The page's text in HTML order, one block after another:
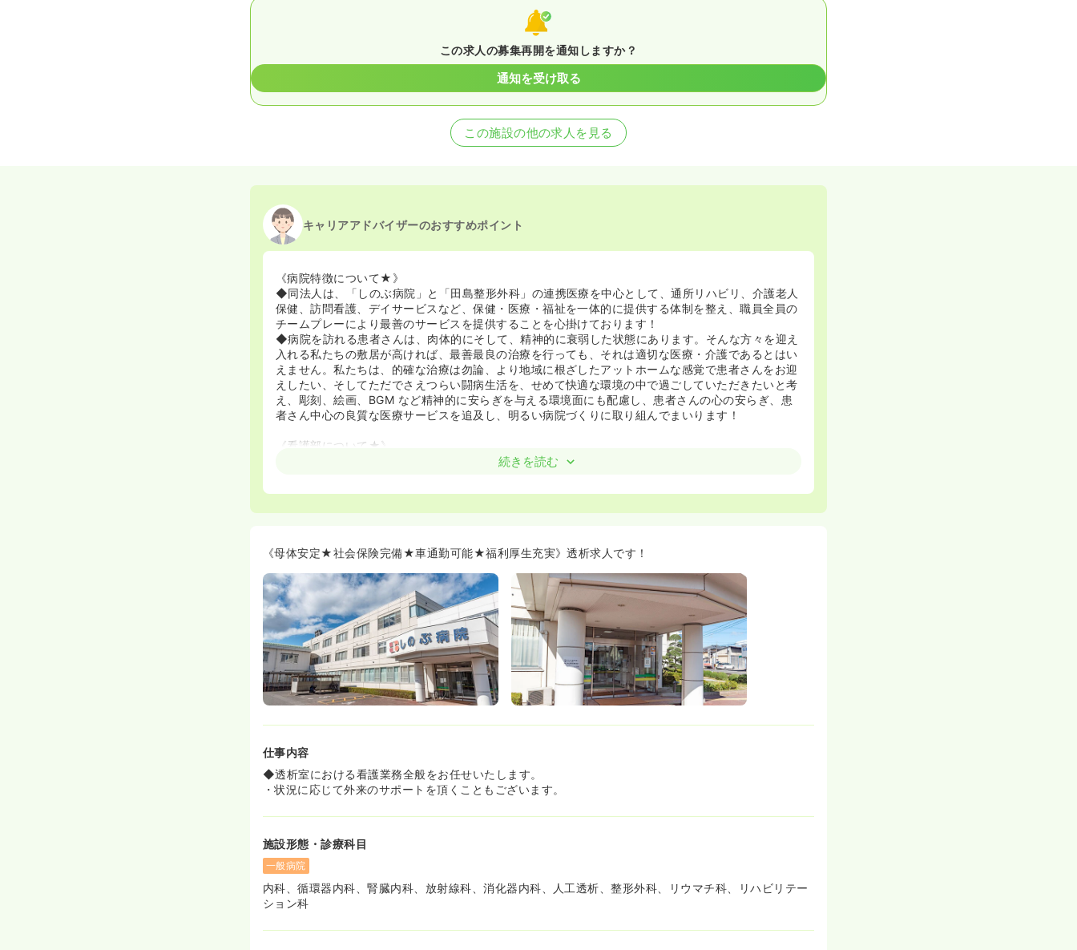
この求人の募集再開を通知しますか？
通知を受け取る
この施設の他の求人を見る
キャリアアドバイザーのおすすめポイント
《病院特徴について★》
◆同法人は、「しのぶ病院」と「田島整形外科」の連携医療を中心として、通所リハビリ、介護老人
保健、訪問看護、デイサービスなど、保健・医療・福祉を一体的に提供する体制を整え、職員全員の
チームプレーにより最善のサービスを提供することを心掛けております！
◆病院を訪れる患者さんは、肉体的にそして、精神的に衰弱した状態にあります。そんな方々を迎え
入れる私たちの敷居が高ければ、最善最良の治療を行っても、それは適切な医療・介護であるとはい
えません。私たちは、的確な治療は勿論、より地域に根ざしたアットホームな感覚で患者さんをお迎
えしたい、そしてただでさえつらい闘病生活を、せめて快適な環境の中で過ごしていただきたいと考
え、彫刻、絵画、BGM など精神的に安らぎを与える環境面にも配慮し、患者さんの心の安らぎ、患
者さん中心の良質な医療サービスを追及し、明るい病院づくりに取り組んでまいります！
《看護部について★》
◆患者、家族の痛み苦しみを謙虚に受け止め、安全性の高い思いやりのある看護を提供する。との理
◆また、当院の職員としての自覚と責任を持ち、チ－ム医療の和を保ち、看護職員としての役割を果
少しでも患者さんのそばにいることで、安心感と身近に感じられる看護を目指しています！
れております！
続きを読む
《母体安定★社会保険完備★車通勤可能★福利厚生充実》透析求人です！
仕事内容
◆透析室における看護業務全般をお任せいたします。
・状況に応じて外来のサポートを頂くこともございます。
施設形態・診療科目
一般病院
内科、循環器内科、腎臓内科、放射線科、消化器内科、人工透析、整形外科、リウマチ科、リハビリテー
ション科